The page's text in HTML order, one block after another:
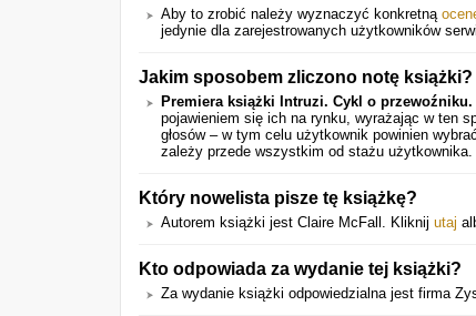
Aby to zrobić należy wyznaczyć konkretną
jedynie dla zarejestrowanych użytkowników
Jakim sposobem zliczono notę książki?
Premiera książki Intruzi. Cykl o przewoźniku.
pojawieniem się ich na rynku, wyrażając w ten
głosów – w tym celu użytkownik powinien
zależy przede wszystkim od stażu użytkownika.
Który nowelista pisze tę książkę?
Autorem książki jest Claire McFall. Kliknij utaj
Kto odpowiada za wydanie tej książki?
Za wydanie książki odpowiedzialna jest firma